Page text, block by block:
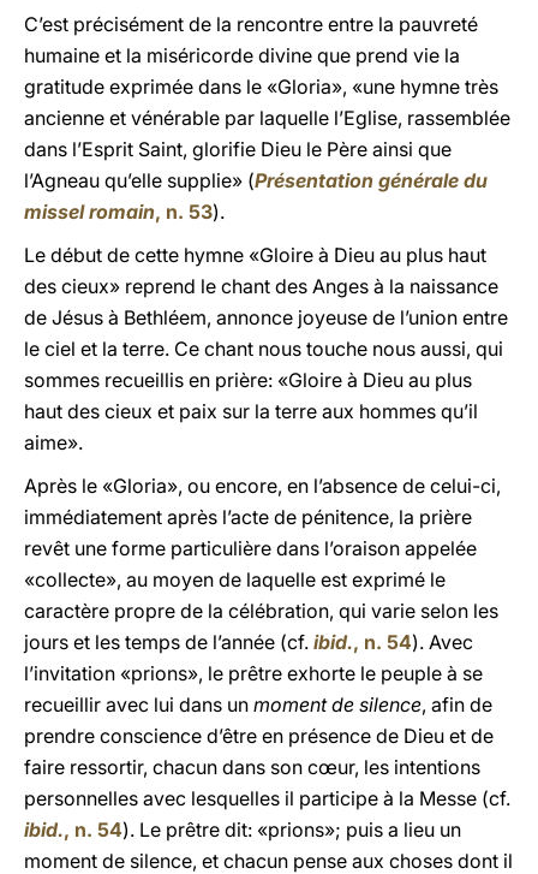
C’est précisément de la rencontre entre la pauvreté
humaine et la miséricorde divine que prend vie la
gratitude exprimée dans le «Gloria», «une hymne très
ancienne et vénérable par laquelle l’Eglise, rassemblée
dans l’Esprit Saint, glorifie Dieu le Père ainsi que
l’Agneau qu’elle supplie» (Présentation générale du
missel romain, n. 53).
Le début de cette hymne «Gloire à Dieu au plus haut
des cieux» reprend le chant des Anges à la naissance
de Jésus à Bethléem, annonce joyeuse de l’union entre
le ciel et la terre. Ce chant nous touche nous aussi, qui
sommes recueillis en prière: «Gloire à Dieu au plus
haut des cieux et paix sur la terre aux hommes qu’il
aime».
Après le «Gloria», ou encore, en l’absence de celui-ci,
immédiatement après l’acte de pénitence, la prière
revêt une forme particulière dans l’oraison appelée
«collecte», au moyen de laquelle est exprimé le
caractère propre de la célébration, qui varie selon les
jours et les temps de l’année (cf. ibid., n. 54). Avec
l’invitation «prions», le prêtre exhorte le peuple à se
recueillir avec lui dans un moment de silence, afin de
prendre conscience d’être en présence de Dieu et de
faire ressortir, chacun dans son cœur, les intentions
personnelles avec lesquelles il participe à la Messe (cf.
ibid., n. 54). Le prêtre dit: «prions»; puis a lieu un
moment de silence, et chacun pense aux choses dont il